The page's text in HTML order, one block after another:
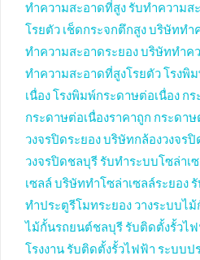
ทำความสะอาดที่สูง รับทำความส
โรยตัว เช็ดกระจกตึกสูงบริษัททำ
ทำความสะอาดระยองบริษัททำค
ทำความสะอาดที่สูงโรยตัว โรงพิ
เนื่อง โรงพิมพ์กระดาษต่อเนื่อง กร
กระดาษต่อเนื่องราคาถูก กระดาษ
วงจรปิดระยองบริษัทกล้องวงจรปิ
วงจรปิดชลบุรี รับทำระบบโซล่าเ
เซลล์ บริษัททำโซล่าเซลล์ระยอง
ทำประตูรีโมทระยอง วางระบบไ
ไม้กั้นรถยนต์ชลบุรี รับติดตั้งรั้วไ
โรงงาน รับติดตั้งรั้วไฟฟ้า ระบบป